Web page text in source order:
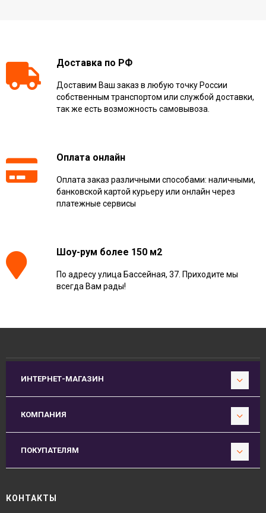
Доставка по РФ
Доставим Ваш заказ в любую точку России
собственным транспортом или службой доставки,
так же есть возможность самовывоза.
Оплата онлайн
Оплата заказ различными способами: наличными,
банковской картой курьеру или онлайн через
платежные сервисы
Шоу-рум более 150 м2
По адресу улица Бассейная, 37. Приходите мы
всегда Вам рады!
ИНТЕРНЕТ-МАГАЗИН
КОМПАНИЯ
ПОКУПАТЕЛЯМ
КОНТАКТЫ